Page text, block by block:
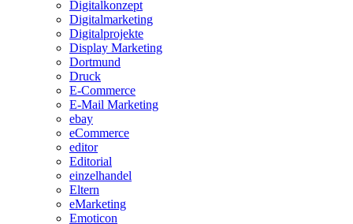
Digitalkonzept
Digitalmarketing
Digitalprojekte
Display Marketing
Dortmund
Druck
E-Commerce
E-Mail Marketing
ebay
eCommerce
editor
Editorial
einzelhandel
Eltern
eMarketing
Emoticon